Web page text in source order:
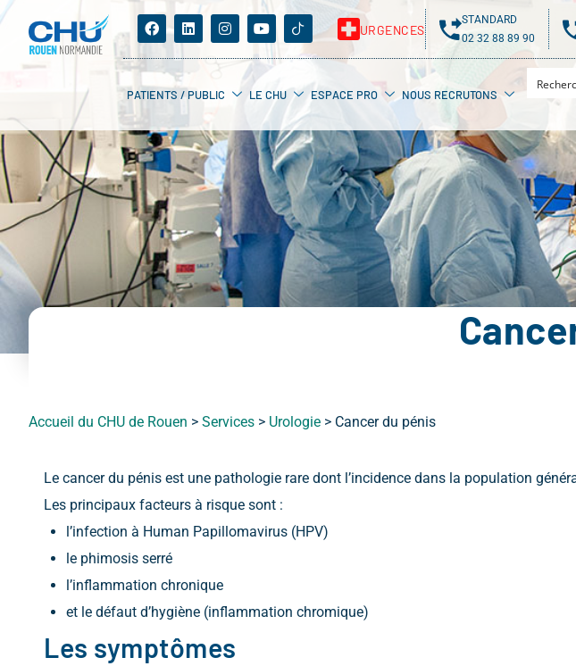
URGENCES
STANDARD
02 32 88 89 90
PATIENTS / PUBLIC LE CHU ESPACE PRO NOUS RECRUTONS
Accueil du CHU de Rouen > Services > Urologie > Cancer du pénis
Le cancer du pénis est une pathologie rare dont l’incidence dans la population
Les principaux facteurs à risque sont :
l’infection à Human Papillomavirus (HPV)
le phimosis serré
l’inflammation chronique
et le défaut d’hygiène (inflammation chromique)
Les symptômes